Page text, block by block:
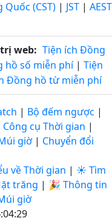
Quốc (CST) | JST | AEST
web: Tiện ích Đồng
hồ số miễn phí| Tiện
Đồng hồ từ miễn phí
| Bộ đếm ngược |
Công cụ Thời gian |
giờ | Chuyển đổi
về Thời gian | ☀️ Tìm
trăng | 🎉 Thông tin
giờ